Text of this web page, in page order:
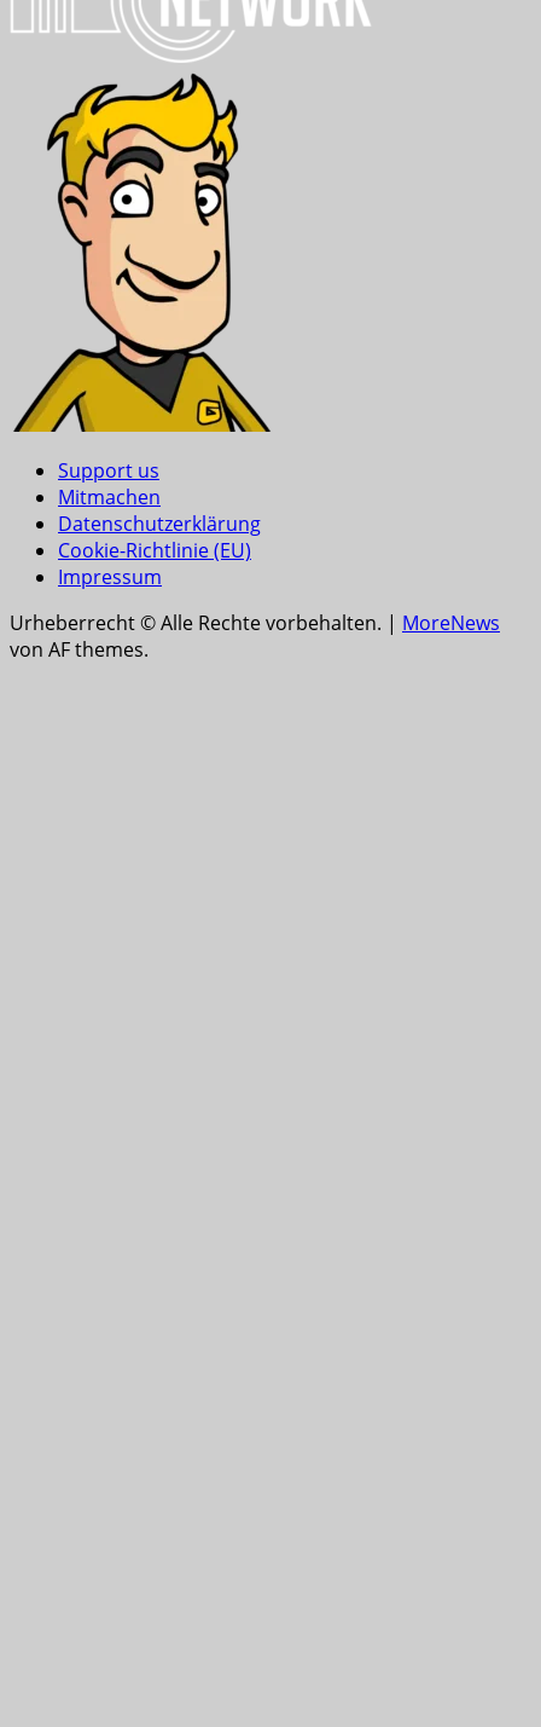
Support us
Mitmachen
Datenschutzerklärung
Cookie-Richtlinie (EU)
Impressum
Urheberrecht © Alle Rechte vorbehalten. | MoreNews
von AF themes.